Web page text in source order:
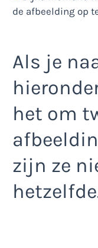
Als je
het om
zijn ze